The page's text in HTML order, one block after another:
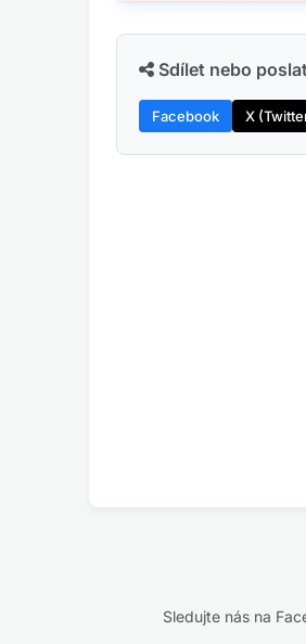
Sdílet nebo
Facebook X
Sledujte nás na